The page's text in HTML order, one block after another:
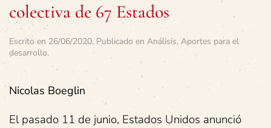
colectiva de 67 Estados
Escrito en 26/06/2020. Publicado en Análisis, Aportes para el
desarrollo.
Nicolas Boeglin
El pasado 11 de junio, Estados Unidos anunció